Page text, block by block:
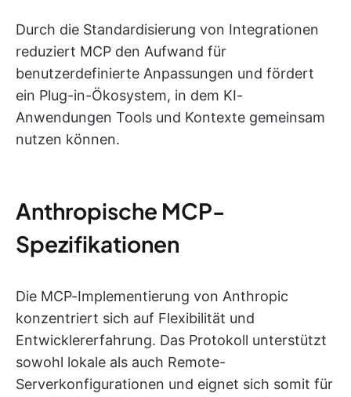
Durch die Standardisierung von Integrationen
reduziert MCP den Aufwand für
benutzerdefinierte Anpassungen und fördert
ein Plug-in-Ökosystem, in dem KI-
Anwendungen Tools und Kontexte gemeinsam
nutzen können.
Anthropische MCP-
Spezifikationen
Die MCP-Implementierung von Anthropic
konzentriert sich auf Flexibilität und
Entwicklererfahrung. Das Protokoll unterstützt
sowohl lokale als auch Remote-
Serverkonfigurationen und eignet sich somit für